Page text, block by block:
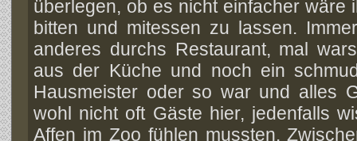
überlegen, ob es nicht einfacher wäre
bitten und mitessen zu lassen.
anderes durchs Restaurant, mal
aus der Küche und noch ein
Hausmeister oder so war und alles
wohl nicht oft Gäste hier, jedenfalls
Affen im Zoo fühlen mussten.